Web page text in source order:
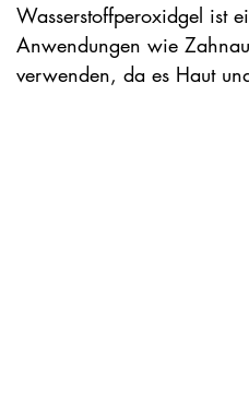
Wasserstoffperoxidgel ist
Anwendungen wie
verwenden, da es Haut